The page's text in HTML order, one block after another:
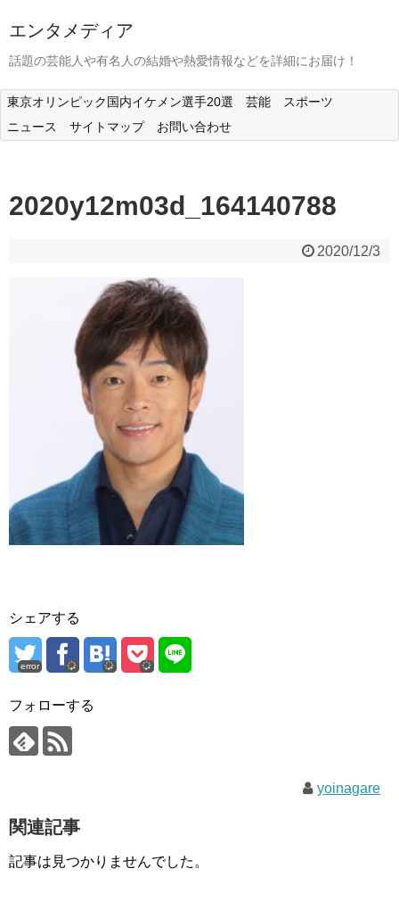
エンタメディア
話題の芸能人や有名人の結婚や熱愛情報などを詳細にお届け！
東京オリンピック国内イケメン選手20選 芸能
スポーツ
ニュース
サイトマップ お問い合わせ
2020y12m03d_164140788
2020/12/3
シェアする
error
フォローする
yoinagare
関連記事
記事は見つかりませんでした。